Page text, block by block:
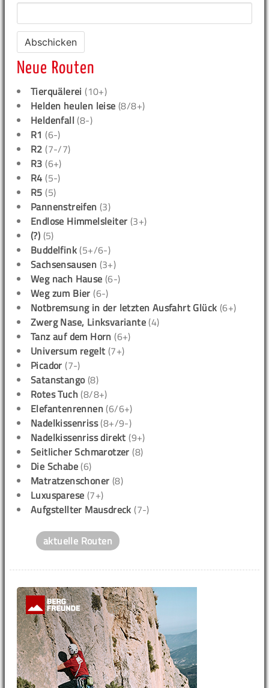
Neue Routen
Tierquälerei (10+)
Helden heulen leise (8/8+)
Heldenfall (8-)
R1 (6-)
R2 (7-/7)
R3 (6+)
R4 (5-)
R5 (5)
Pannenstreifen (3)
Endlose Himmelsleiter (3+)
(?) (5)
Buddelfink (5+/6-)
Sachsensausen (3+)
Weg nach Hause (6-)
Weg zum Bier (6-)
Notbremsung in der letzten Ausfahrt Glück (6+)
Zwerg Nase, Linksvariante (4)
Tanz auf dem Horn (6+)
Universum regelt (7+)
Picador (7-)
Satanstango(8)
Rotes Tuch (8/8+)
Elefantenrennen (6/6+)
Nadelkissenriss(8+/9-)
Nadelkissenriss direkt (9+)
Seitlicher Schmarotzer (8)
Die Schabe (6)
Matratzenschoner (8)
Luxusparese (7+)
Aufgstellter Mausdreck (7-)
aktuelle Routen